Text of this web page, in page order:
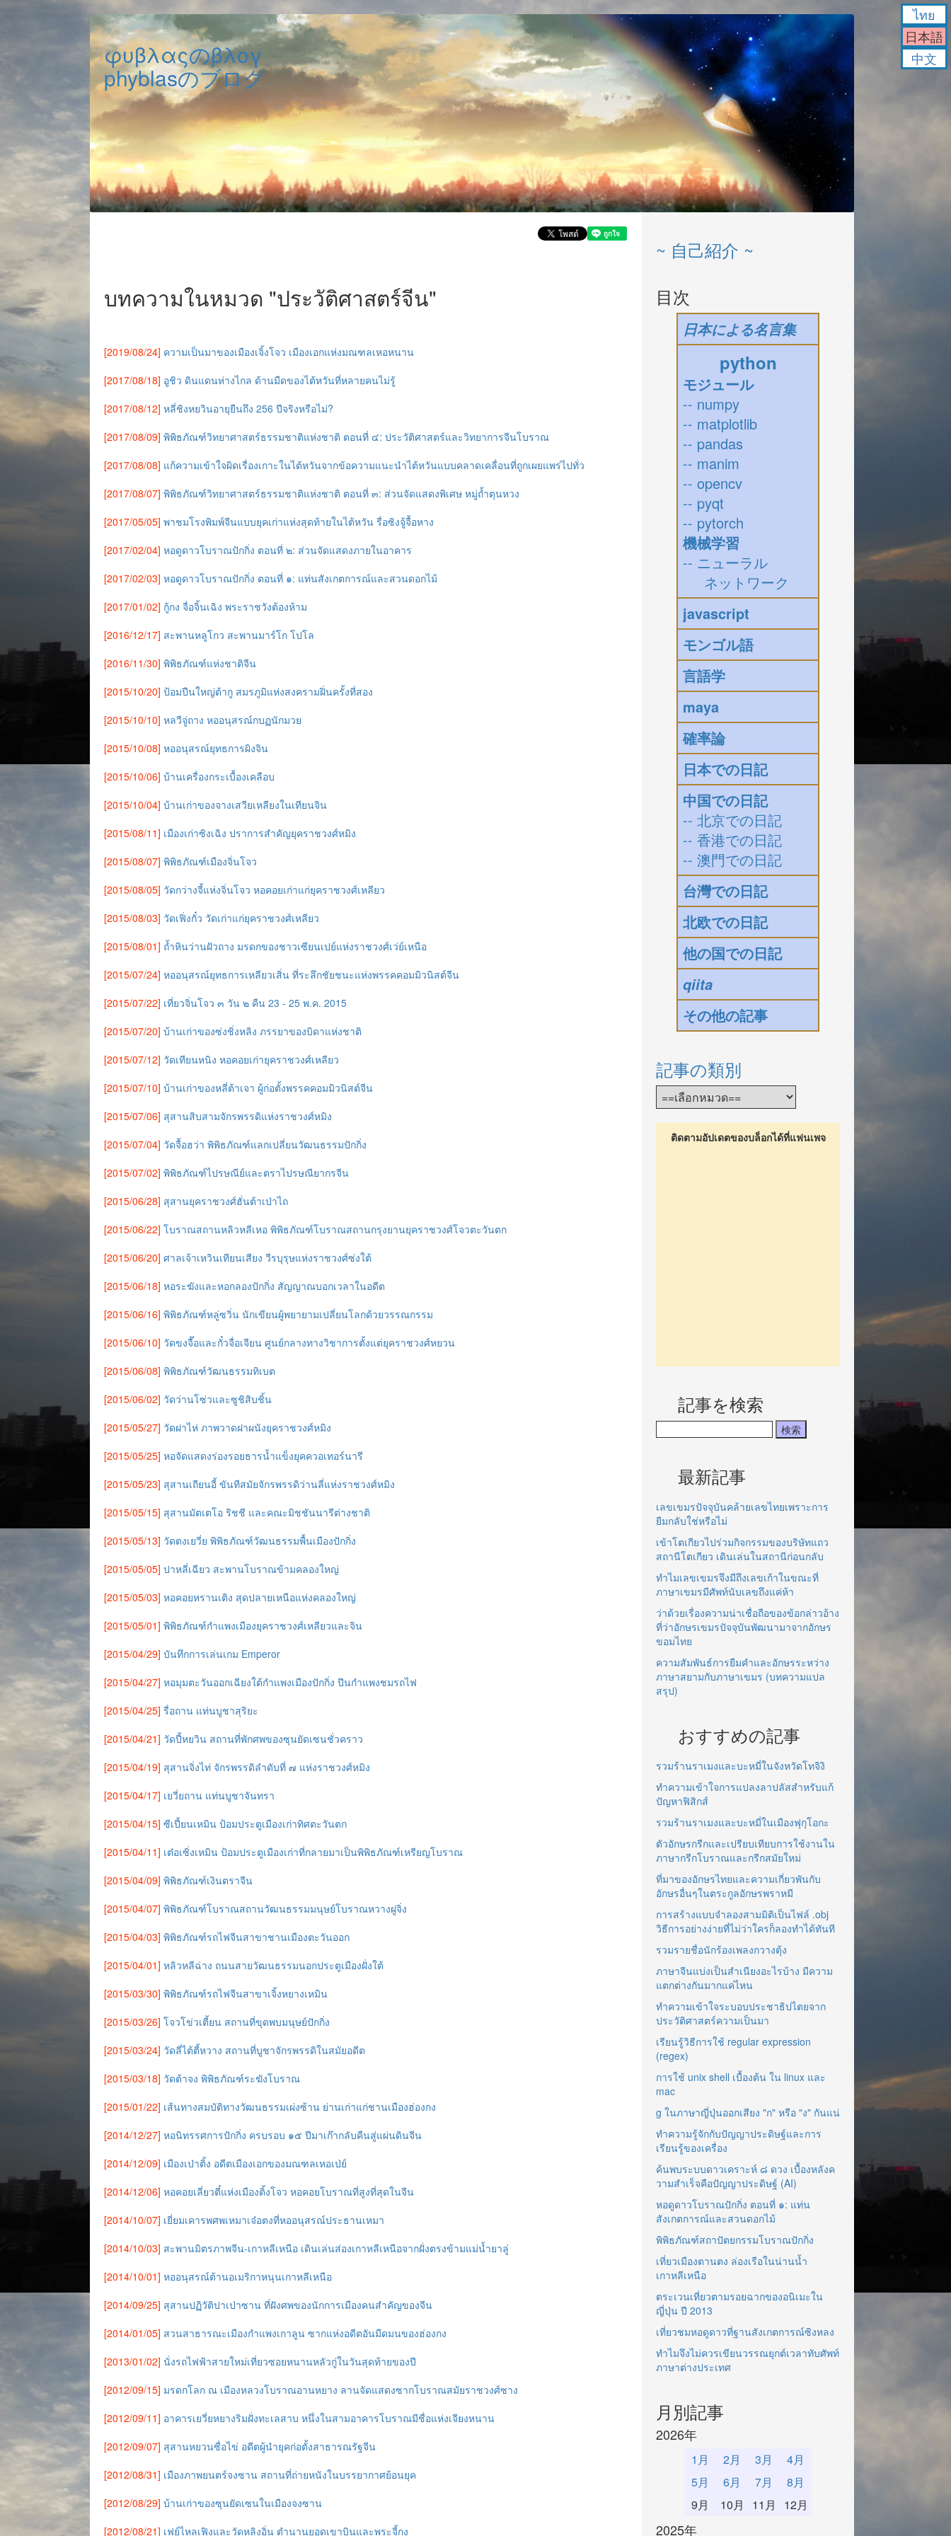
φυβλαςのβλογ
phyblasのブログ
บทความในหมวด "ประวัติศาสตร์จีน"
[2019/08/24] ความเป็นมาของเมืองเจิ้งโจว เมืองเอกแห่งมณฑลเหอหนาน
[2017/08/18] อูชิว ดินแดนห่างไกล ด้านมืดของไต้หวันที่หลายคนไม่รู้
[2017/08/12] หลี่ชิงหยวินอายุยืนถึง 256 ปีจริงหรือไม่?
[2017/08/09] พิพิธภัณฑ์วิทยาศาสตร์ธรรมชาติแห่งชาติ ตอนที่ ๔: ประวัติศาสตร์และวิทยาการจีนโบราณ
[2017/08/08] แก้ความเข้าใจผิดเรื่องเกาะในไต้หวันจากข้อความแนะนำไต้หวันแบบคลาดเคลื่อนที่ถูกเผยแพร่ไปทั่ว
[2017/08/07] พิพิธภัณฑ์วิทยาศาสตร์ธรรมชาติแห่งชาติ ตอนที่ ๓: ส่วนจัดแสดงพิเศษ หมู่ถ้ำตุนหวง
[2017/05/05] พาชมโรงพิมพ์จีนแบบยุคเก่าแห่งสุดท้ายในไต้หวัน รื่อซิงจู้จื้อหาง
[2017/02/04] หอดูดาวโบราณปักกิ่ง ตอนที่ ๒: ส่วนจัดแสดงภายในอาคาร
[2017/02/03] หอดูดาวโบราณปักกิ่ง ตอนที่ ๑: แท่นสังเกตการณ์และสวนดอกไม้
[2017/01/02] กู้กง จื่อจิ้นเฉิง พระราชวังต้องห้าม
[2016/12/17] สะพานหลูโกว สะพานมาร์โก โปโล
[2016/11/30] พิพิธภัณฑ์แห่งชาติจีน
[2015/10/20] ป้อมปืนใหญ่ต้ากู สมรภูมิแห่งสงครามฝิ่นครั้งที่สอง
[2015/10/10] หลวีจู่ถาง หออนุสรณ์กบฏนักมวย
[2015/10/08] หออนุสรณ์ยุทธการผิงจิน
[2015/10/06] บ้านเครื่องกระเบื้องเคลือบ
[2015/10/04] บ้านเก่าของจางเสวียเหลียงในเทียนจิน
[2015/08/11] เมืองเก่าซิงเฉิง ปราการสำคัญยุคราชวงศ์หมิง
[2015/08/07] พิพิธภัณฑ์เมืองจิ่นโจว
[2015/08/05] วัดกว่างจี้แห่งจิ่นโจว หอคอยเก่าแก่ยุคราชวงศ์เหลียว
[2015/08/03] วัดเฟิ่งกั๋ว วัดเก่าแก่ยุคราชวงศ์เหลียว
[2015/08/01] ถ้ำหินว่านฝัวถาง มรดกของชาวเซียนเปย์แห่งราชวงศ์เว่ย์เหนือ
[2015/07/24] หออนุสรณ์ยุทธการเหลียวเสิ่น ที่ระลึกชัยชนะแห่งพรรคคอมมิวนิสต์จีน
[2015/07/22] เที่ยวจิ่นโจว ๓ วัน ๒ คืน 23 - 25 พ.ค. 2015
[2015/07/20] บ้านเก่าของซ่งชิ่งหลิง ภรรยาของบิดาแห่งชาติ
[2015/07/12] วัดเทียนหนิง หอคอยเก่ายุคราชวงศ์เหลียว
[2015/07/10] บ้านเก่าของหลี่ต้าเจา ผู้ก่อตั้งพรรคคอมมิวนิสต์จีน
[2015/07/06] สุสานสิบสามจักรพรรดิแห่งราชวงศ์หมิง
[2015/07/04] วัดจื้อฮว่า พิพิธภัณฑ์แลกเปลี่ยนวัฒนธรรมปักกิ่ง
[2015/07/02] พิพิธภัณฑ์ไปรษณีย์และตราไปรษณียากรจีน
[2015/06/28] สุสานยุคราชวงศ์ฮั่นต้าเป่าไถ
[2015/06/22] โบราณสถานหลิวหลีเหอ พิพิธภัณฑ์โบราณสถานกรุงยานยุคราชวงศ์โจวตะวันตก
[2015/06/20] ศาลเจ้าเหวินเทียนเสียง วีรบุรุษแห่งราชวงศ์ซ่งใต้
[2015/06/18] หอระฆังและหอกลองปักกิ่ง สัญญาณบอกเวลาในอดีต
[2015/06/16] พิพิธภัณฑ์หลู่ซวิ่น นักเขียนผู้พยายามเปลี่ยนโลกด้วยวรรณกรรม
[2015/06/10] วัดขงจื๊อและกั๋วจื่อเจียน ศูนย์กลางทางวิชาการตั้งแต่ยุคราชวงศ์หยวน
[2015/06/08] พิพิธภัณฑ์วัฒนธรรมทิเบต
[2015/06/02] วัดว่านโซ่วและซูชิสิบชิ้น
[2015/05/27] วัดฝาไห่ ภาพวาดฝาผนังยุคราชวงศ์หมิง
[2015/05/25] หอจัดแสดงร่องรอยธารน้ำแข็งยุคควอเทอร์นารี
[2015/05/23] สุสานเถียนอี้ ขันทีสมัยจักรพรรดิว่านลี่แห่งราชวงศ์หมิง
[2015/05/15] สุสานมัตเตโอ ริชชี และคณะมิชชันนารีต่างชาติ
[2015/05/13] วัดตงเยวี่ย พิพิธภัณฑ์วัฒนธรรมพื้นเมืองปักกิ่ง
[2015/05/05] ปาหลี่เฉียว สะพานโบราณข้ามคลองใหญ่
[2015/05/03] หอคอยหรานเติง สุดปลายเหนือแห่งคลองใหญ่
[2015/05/01] พิพิธภัณฑ์กำแพงเมืองยุคราชวงศ์เหลียวและจิน
[2015/04/29] บันทึกการเล่นเกม Emperor
[2015/04/27] หอมุมตะวันออกเฉียงใต้กำแพงเมืองปักกิ่ง ปีนกำแพงชมรถไฟ
[2015/04/25] รื่อถาน แท่นบูชาสุริยะ
[2015/04/21] วัดปี้หยวิน สถานที่พักศพของซุนยัดเซนชั่วคราว
[2015/04/19] สุสานจิ่งไท่ จักรพรรดิลำดับที่ ๗ แห่งราชวงศ์หมิง
[2015/04/17] เยวี่ยถาน แท่นบูชาจันทรา
[2015/04/15] ซีเปี้ยนเหมิน ป้อมประตูเมืองเก่าทิศตะวันตก
[2015/04/11] เต๋อเซิ่งเหมิน ป้อมประตูเมืองเก่าที่กลายมาเป็นพิพิธภัณฑ์เหรียญโบราณ
[2015/04/09] พิพิธภัณฑ์เงินตราจีน
[2015/04/07] พิพิธภัณฑ์โบราณสถานวัฒนธรรมมนุษย์โบราณหวางฝูจิ่ง
[2015/04/03] พิพิธภัณฑ์รถไฟจีนสาขาชานเมืองตะวันออก
[2015/04/01] หลิวหลีฉ่าง ถนนสายวัฒนธรรมนอกประตูเมืองฝั่งใต้
[2015/03/30] พิพิธภัณฑ์รถไฟจีนสาขาเจิ้งหยางเหมิน
[2015/03/26] โจวโข่วเตี้ยน สถานที่ขุดพบมนุษย์ปักกิ่ง
[2015/03/24] วัดลี่ไต้ตี้หวาง สถานที่บูชาจักรพรรดิในสมัยอดีต
[2015/03/18] วัดต้าจง พิพิธภัณฑ์ระฆังโบราณ
[2015/01/22] เส้นทางสมบัติทางวัฒนธรรมเผ่งซ้าน ย่านเก่าแก่ชานเมืองฮ่องกง
[2014/12/27] หอนิทรรศการปักกิ่ง ครบรอบ ๑๕ ปีมาเก๊ากลับคืนสู่แผ่นดินจีน
[2014/12/09] เมืองเป่าติ้ง อดีตเมืองเอกของมณฑลเหอเป่ย์
[2014/12/06] หอคอยเลี่ยวตี๋แห่งเมืองติ้งโจว หอคอยโบราณที่สูงที่สุดในจีน
[2014/10/07] เยี่ยมเคารพศพเหมาเจ๋อตงที่หออนุสรณ์ประธานเหมา
[2014/10/03] สะพานมิตรภาพจีน-เกาหลีเหนือ เดินเล่นส่องเกาหลีเหนือจากฝั่งตรงข้ามแม่น้ำยาลู่
[2014/10/01] หออนุสรณ์ต้านอเมริกาหนุนเกาหลีเหนือ
[2014/09/25] สุสานปฏิวัติปาเป่าซาน ที่ฝังศพของนักการเมืองคนสำคัญของจีน
[2014/01/05] สวนสาธารณะเมืองกำแพงเกาลูน ซากแห่งอดีตอันมืดมนของฮ่องกง
[2013/01/02] นั่งรถไฟฟ้าสายใหม่เที่ยวซอยหนานหลัวกู่ในวันสุดท้ายของปี
[2012/09/15] มรดกโลก ณ เมืองหลวงโบราณอานหยาง ลานจัดแสดงซากโบราณสมัยราชวงศ์ซาง
[2012/09/11] อาคารเยวี่ยหยางริมฝั่งทะเลสาบ หนึ่งในสามอาคารโบราณมีชื่อแห่งเจียงหนาน
[2012/09/07] สุสานหยวนซื่อไข่ อดีตผู้นำยุคก่อตั้งสาธารณรัฐจีน
[2012/08/31] เมืองภาพยนตร์จงซาน สถานที่ถ่ายหนังในบรรยากาศย้อนยุค
[2012/08/29] บ้านเก่าของซุนยัดเซนในเมืองจงซาน
[2012/08/21] เฟย์ไหลเฟิงและวัดหลิงอิ่น ตำนานยอดเขาบินและพระจี้กง
~ 自己紹介 ~
目次
日本による名言集
python
モジュール
-- numpy
-- matplotlib
-- pandas
-- manim
-- opencv
-- pyqt
-- pytorch
機械学習
-- ニューラル
ネットワーク
javascript
モンゴル語
言語学
maya
確率論
日本での日記
中国での日記
-- 北京での日記
-- 香港での日記
-- 澳門での日記
台灣での日記
北欧での日記
他の国での日記
qiita
その他の記事
記事の類別
ติดตามอัปเดตของบล็อกได้ที่แฟนเพจ
記事を検索
最新記事
เลขเขมรปัจจุบันคล้ายเลขไทยเพราะการ
ยืมกลับใช่หรือไม่
เข้าโตเกียวไปร่วมกิจกรรมของบริษัทแถว
สถานีโตเกียว เดินเล่นในสถานีก่อนกลับ
ทำไมเลขเขมรจึงมีถึงเลขเก้าในขณะที่
ภาษาเขมรมีศัพท์นับเลขถึงแค่ห้า
ว่าด้วยเรื่องความน่าเชื่อถือของข้อกล่าวอ้าง
ที่ว่าอักษรเขมรปัจจุบันพัฒนามาจากอักษร
ขอมไทย
ความสัมพันธ์การยืมคำและอักษรระหว่าง
ภาษาสยามกับภาษาเขมร (บทความแปล
สรุป)
おすすめの記事
รวมร้านราเมงและบะหมี่ในจังหวัดโทจิงิ
ทำความเข้าใจการแปลงลาปลัสสำหรับแก้
ปัญหาฟิสิกส์
รวมร้านราเมงและบะหมี่ในเมืองฟุกุโอกะ
ตัวอักษรกรีกและเปรียบเทียบการใช้งานใน
ภาษากรีกโบราณและกรีกสมัยใหม่
ที่มาของอักษรไทยและความเกี่ยวพันกับ
อักษรอื่นๆในตระกูลอักษรพราหมี
การสร้างแบบจำลองสามมิติเป็นไฟล์ .obj
วิธีการอย่างง่ายที่ไม่ว่าใครก็ลองทำได้ทันที
รวมรายชื่อนักร้องเพลงกวางตุ้ง
ภาษาจีนแบ่งเป็นสำเนียงอะไรบ้าง มีความ
แตกต่างกันมากแค่ไหน
ทำความเข้าใจระบอบประชาธิปไตยจาก
ประวัติศาสตร์ความเป็นมา
เรียนรู้วิธีการใช้ regular expression
(regex)
การใช้ unix shell เบื้องต้น ใน linux และ
mac
g ในภาษาญี่ปุ่นออกเสียง "ก" หรือ "ง" กันแน่
ทำความรู้จักกับปัญญาประดิษฐ์และการ
เรียนรู้ของเครื่อง
ค้นพบระบบดาวเคราะห์ ๘ ดวง เบื้องหลังค
วามสำเร็จคือปัญญาประดิษฐ์ (AI)
หอดูดาวโบราณปักกิ่ง ตอนที่ ๑: แท่น
สังเกตการณ์และสวนดอกไม้
พิพิธภัณฑ์สถาปัตยกรรมโบราณปักกิ่ง
เที่ยวเมืองตานตง ล่องเรือในน่านน้ำ
เกาหลีเหนือ
ตระเวนเที่ยวตามรอยฉากของอนิเมะใน
ญี่ปุ่น ปี 2013
เที่ยวชมหอดูดาวที่ฐานสังเกตการณ์ซิงหลง
ทำไมจึงไม่ควรเขียนวรรณยุกต์เวลาทับศัพท์
ภาษาต่างประเทศ
月別記事
2026年
1月 2月 3月
4月
5月
6月 7月
8月
9月
10月 11月 12月
2025年
ไทย
日本語
中文